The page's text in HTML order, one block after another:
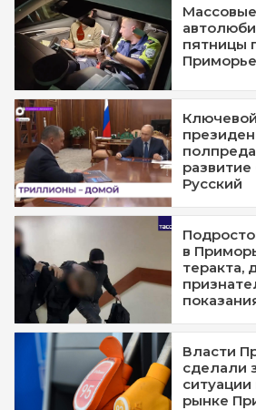
пятницы
Приморье
Русский
в
теракта,
Власти
сделали
рынке